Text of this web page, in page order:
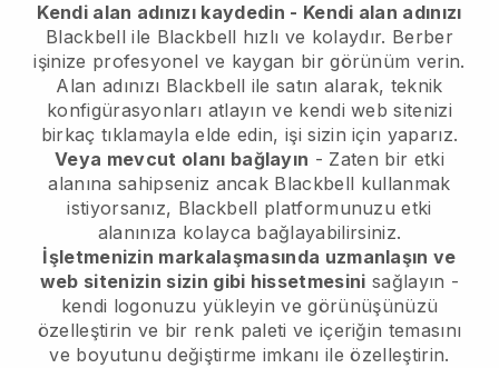
Kendi alan adınızı kaydedin - Kendi alan adınızı
Blackbell ile Blackbell hızlı ve kolaydır. Berber
işinize profesyonel ve kaygan bir görünüm verin.
Alan adınızı Blackbell ile satın alarak, teknik
konfigürasyonları atlayın ve kendi web sitenizi
birkaç tıklamayla elde edin, işi sizin için yaparız.
Veya mevcut olanı bağlayın - Zaten bir etki
alanına sahipseniz ancak Blackbell kullanmak
istiyorsanız, Blackbell platformunuzu etki
alanınıza kolayca bağlayabilirsiniz.
İşletmenizin markalaşmasında uzmanlaşın ve
web sitenizin sizin gibi hissetmesini sağlayın -
kendi logonuzu yükleyin ve görünüşünüzü
özelleştirin ve bir renk paleti ve içeriğin temasını
ve boyutunu değiştirme imkanı ile özelleştirin.